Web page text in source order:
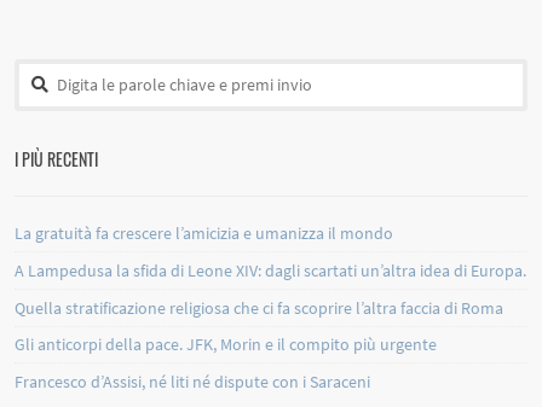
I PIÙ RECENTI
La gratuità fa crescere l’amicizia e umanizza il mondo
A Lampedusa la sfida di Leone XIV: dagli scartati un’altra idea di Europa.
Quella stratificazione religiosa che ci fa scoprire l’altra faccia di Roma
Gli anticorpi della pace. JFK, Morin e il compito più urgente
Francesco d’Assisi, né liti né dispute con i Saraceni